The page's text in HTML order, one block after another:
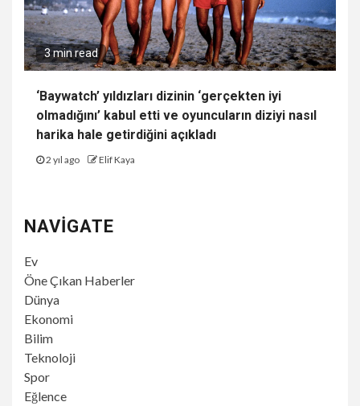
3 min read
‘Baywatch’ yıldızları dizinin ‘gerçekten iyi
olmadığını’ kabul etti ve oyuncuların diziyi nasıl
harika hale getirdiğini açıkladı
2 yıl ago Elif Kaya
NAVIGATE
Ev
Öne Çıkan Haberler
Dünya
Ekonomi
Bilim
Teknoloji
Spor
Eğlence